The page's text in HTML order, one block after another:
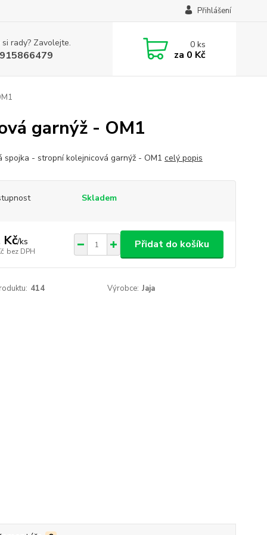
Přihlášení
rady? Zavolejte. 0ks
za 0 Kč
garnýž - OM1
spojka - stropní kolejnicová garnýž - OM1 celý popis
Skladem
Kč/ks
bez DPH
Přidat do košíku
414 Výrobce: Jaja